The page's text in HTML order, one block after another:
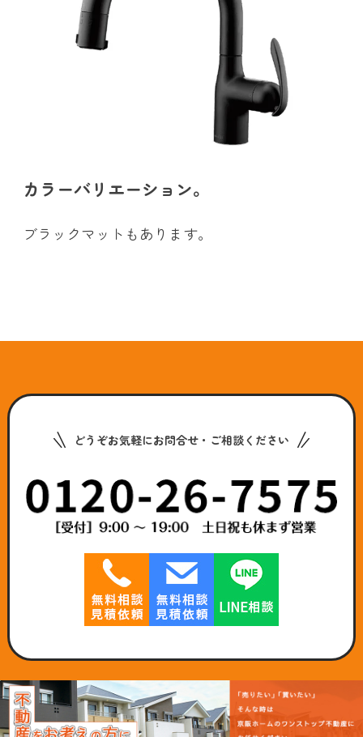
カラーバリエーション。
ブラックマットもあります。
どうぞお気軽にお問合せ・ご相談ください